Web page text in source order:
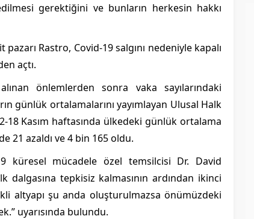
gerektiğini ve bunların herkesin hakkı
Rastro, Covid-19 salgını nedeniyle kapalı
açtı.
önlemlerden sonra vaka sayılarındaki
günlük ortalamalarını yayımlayan Ulusal Halk
18 Kasım haftasında ülkedeki günlük ortalama
21 azaldı ve 4 bin 165 oldu.
küresel mücadele özel temsilcisi Dr. David
dalgasına tepkisiz kalmasının ardından ikinci
altyapı şu anda oluşturulmazsa önümüzdeki
uyarısında bulundu.